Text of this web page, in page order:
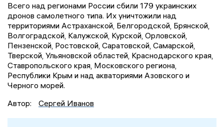
Всего над регионами России сбили 179 украинских
дронов самолетного типа. Их уничтожили над
территориями Астраханской, Белгородской, Брянской,
Волгоградской, Калужской, Курской, Орловской,
Пензенской, Ростовской, Саратовской, Самарской,
Тверской, Ульяновской областей, Краснодарского края,
Ставропольского края, Московского региона,
Республики Крым и над акваториями Азовского и
Черного морей.
Автор:
Сергей Иванов